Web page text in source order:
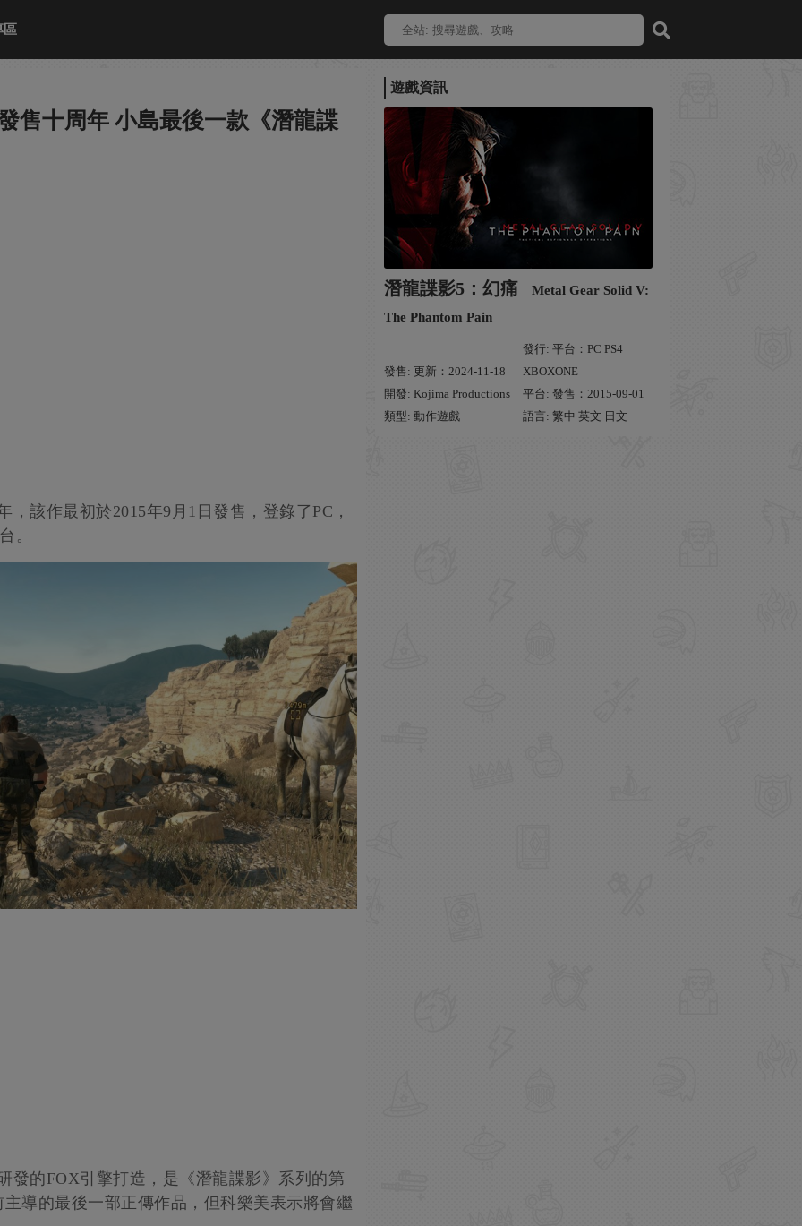
區
遊戲資訊
潛龍諜影5：幻痛
Metal Gear Solid V:
The Phantom Pain
發售: 更新：2024-11-18
發行: 平台：PC PS4
XBOXONE
開發: Kojima Productions
平台: 發售：2015-09-01
類型: 動作遊戲
語言: 繁中 英文 日文
售十周年 小島最後一款《潛龍諜
該作最初於2015年9月1日發售，登錄了PC，
。
發的FOX引擎打造，是《潛龍諜影》系列的第
導的最後一部正傳作品，但科樂美表示將會繼